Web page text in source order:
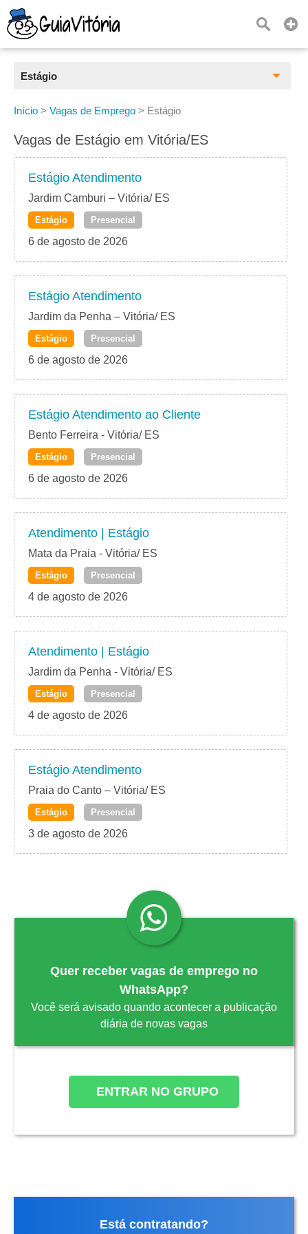
Estágio
Todas as Vagas
CLT
Freelancer
PJ
Início > Vagas de Emprego > Estágio
Vagas de Estágio em Vitória/ES
Estágio Atendimento
Jardim Camburi – Vitória/ ES
Estágio Presencial
6 de agosto de 2026
Estágio Atendimento
Jardim da Penha – Vitória/ ES
Estágio Presencial
6 de agosto de 2026
Estágio Atendimento ao Cliente
Bento Ferreira - Vitória/ ES
Estágio Presencial
6 de agosto de 2026
Atendimento | Estágio
Mata da Praia - Vitória/ ES
Estágio Presencial
4 de agosto de 2026
Atendimento | Estágio
Jardim da Penha - Vitória/ ES
Estágio Presencial
4 de agosto de 2026
Estágio Atendimento
Praia do Canto – Vitória/ ES
Estágio Presencial
3 de agosto de 2026
Quer receber vagas de emprego no
WhatsApp?
Você será avisado quando acontecer a publicação
diária de novas vagas
ENTRAR NO GRUPO
Está contratando?